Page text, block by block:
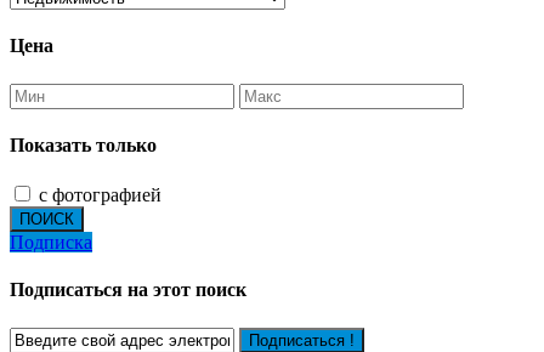
Цена
Показать только
с фотографией
ПОИСК
Подписка
Подписаться на этот поиск
Подписаться !